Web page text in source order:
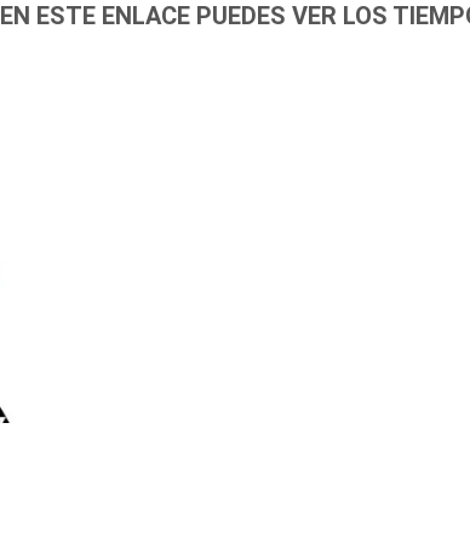
EN ESTE ENLACE PUEDES VER LOS